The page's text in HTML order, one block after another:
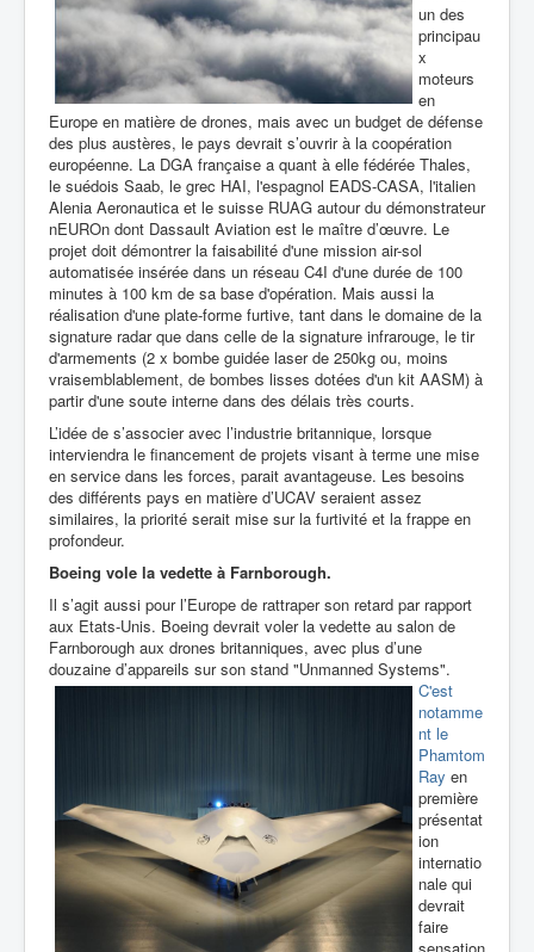
un des
principau
x
moteurs
en
Europe en matière de drones, mais avec un budget de défense
des plus austères, le pays devrait s’ouvrir à la coopération
européenne. La DGA française a quant à elle fédérée Thales,
le suédois Saab, le grec HAI, l'espagnol EADS-CASA, l'italien
Alenia Aeronautica et le suisse RUAG autour du démonstrateur
nEUROn dont Dassault Aviation est le maître d’œuvre. Le
projet doit démontrer la faisabilité d'une mission air-sol
automatisée insérée dans un réseau C4I d'une durée de 100
minutes à 100 km de sa base d'opération. Mais aussi la
réalisation d'une plate-forme furtive, tant dans le domaine de la
signature radar que dans celle de la signature infrarouge, le tir
d'armements (2 x bombe guidée laser de 250kg ou, moins
vraisemblablement, de bombes lisses dotées d'un kit AASM) à
partir d'une soute interne dans des délais très courts.
L’idée de s’associer avec l’industrie britannique, lorsque
interviendra le financement de projets visant à terme une mise
en service dans les forces, parait avantageuse. Les besoins
des différents pays en matière d’UCAV seraient assez
similaires, la priorité serait mise sur la furtivité et la frappe en
profondeur.
Boeing vole la vedette à Farnborough.
Il s’agit aussi pour l’Europe de rattraper son retard par rapport
aux Etats-Unis. Boeing devrait voler la vedette au salon de
Farnborough aux drones britanniques, avec plus d’une
douzaine d’appareils surson stand "Unmanned Systems".
C'est
notamme
nt le
Phamtom
Ray en
première
présentat
ion
internatio
nale qui
devrait
faire